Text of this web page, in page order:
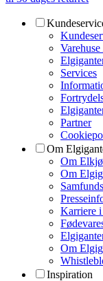
Services
Partner
Om
Om
Om
Karriere
Om
Inspiration